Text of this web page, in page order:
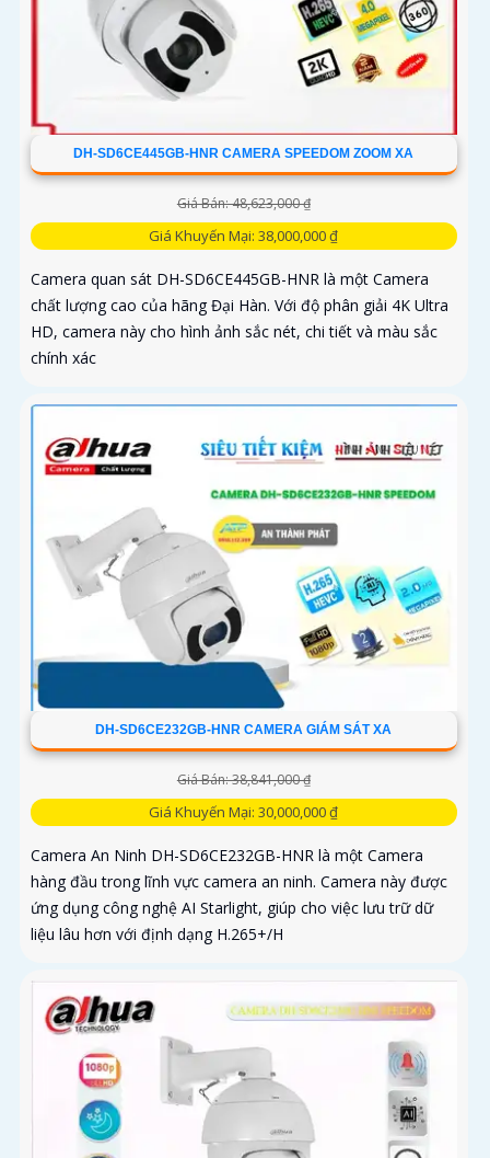
DH-SD6CE445GB-HNR CAMERA SPEEDOM ZOOM XA
Giá Bán: 48,623,000 ₫
Giá Khuyến Mại: 38,000,000 ₫
Camera quan sát DH-SD6CE445GB-HNR là một Camera
chất lượng cao của hãng Đại Hàn. Với độ phân giải 4K Ultra
HD, camera này cho hình ảnh sắc nét, chi tiết và màu sắc
chính xác
DH-SD6CE232GB-HNR CAMERA GIÁM SÁT XA
Giá Bán: 38,841,000 ₫
Giá Khuyến Mại: 30,000,000 ₫
Camera An Ninh DH-SD6CE232GB-HNR là một Camera
hàng đầu trong lĩnh vực camera an ninh. Camera này được
ứng dụng công nghệ AI Starlight, giúp cho việc lưu trữ dữ
liệu lâu hơn với định dạng H.265+/H